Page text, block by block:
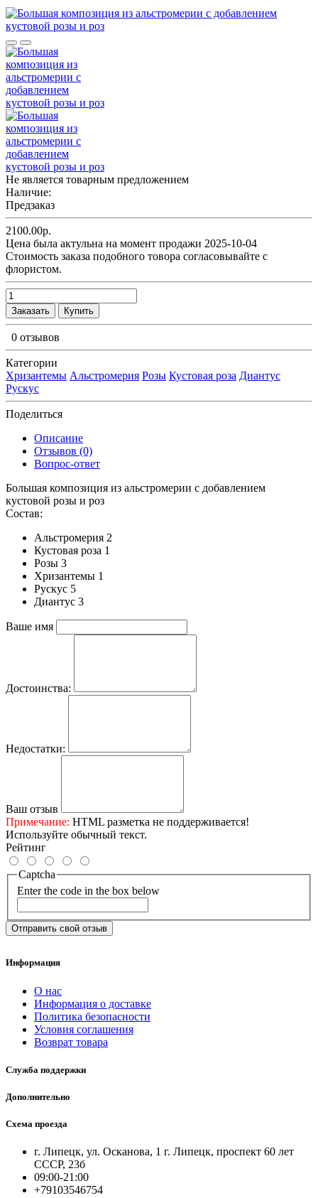
Не является товарным предложением
Наличие:
Предзаказ
2100.00р.
Цена была актульна на момент продажи 2025-10-04
Cтоимость заказа подобного товора согласовывайте с
флористом.
Заказать Купить
0 отзывов
Категории
Хризантемы Альстромерия Розы Кустовая роза Диантус
Рускус
Поделиться
Описание
Отзывов (0)
Вопрос-ответ
Большая композиция из альстромерии c добавлением
кустовой розы и роз
Состав:
Альстромерия 2
Кустовая роза 1
Розы 3
Хризантемы 1
Рускус 5
Диантус 3
Ваше имя
Достоинства:
Недостатки:
Ваш отзыв
Примечание: HTML разметка не поддерживается!
Используйте обычный текст.
Рейтинг
Captcha
Enter the code in the box below
Отправить свой отзыв
Информация
О нас
Информация о доставке
Политика безопасности
Условия соглашения
Возврат товара
Служба поддержки
Дополнительно
Схема проезда
г. Липецк, ул. Осканова, 1 г. Липецк, проспект 60 лет
СССР, 23б
09:00-21:00
+79103546754